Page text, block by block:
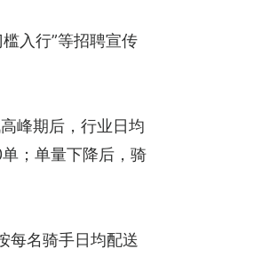
入行”等招聘宣传
峰期后，行业日均
；单量下降后，骑
每名骑手日均配送